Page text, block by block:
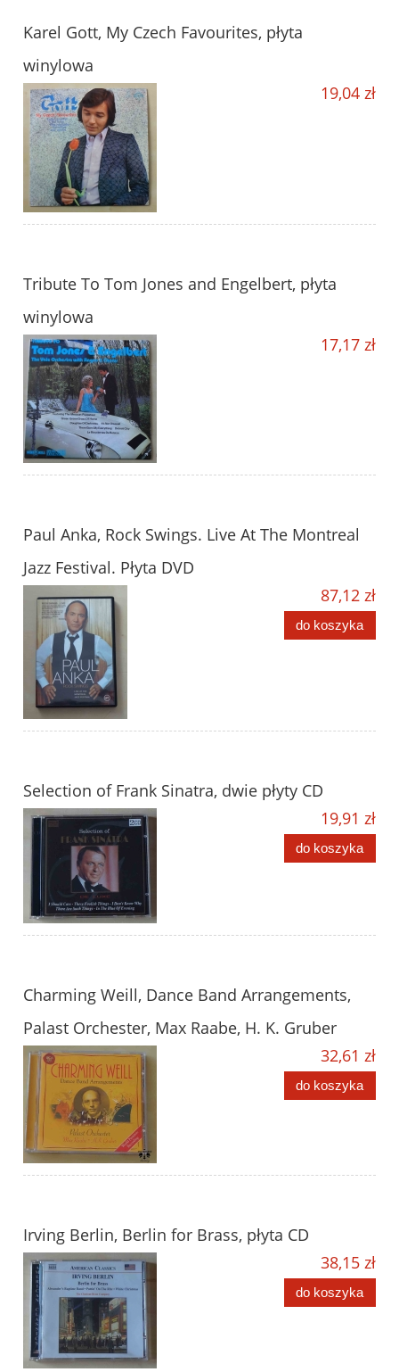
Karel Gott, My Czech Favourites, płyta
winylowa
19,04 zł
Tribute To Tom Jones and Engelbert, płyta
winylowa
17,17 zł
Paul Anka, Rock Swings. Live At The Montreal
Jazz Festival. Płyta DVD
87,12 zł
do koszyka
Selection of Frank Sinatra, dwie płyty CD
19,91 zł
do koszyka
Charming Weill, Dance Band Arrangements,
Palast Orchester, Max Raabe, H. K. Gruber
32,61 zł
do koszyka
Irving Berlin, Berlin for Brass, płyta CD
38,15 zł
do koszyka